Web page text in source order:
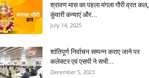
श्रावण मास का पहला मंगला गौरी व्रत कल,
कुंवारी कन्याएं और...
July 14, 2025
शांतिपूर्ण निर्वाचन सम्पन्न कराए जाने पर
कलेक्टर एवं एसपी ने सभी...
December 5, 2023